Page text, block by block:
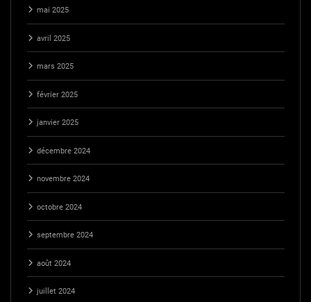
mai 2025
avril 2025
mars 2025
février 2025
janvier 2025
décembre 2024
novembre 2024
octobre 2024
septembre 2024
août 2024
juillet 2024